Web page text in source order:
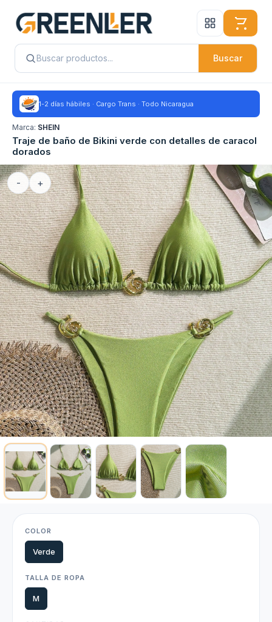
Buscar
1-2 días hábiles · Cargo Trans · Todo Nicaragua
Marca: SHEIN
Traje de baño de Bikini verde con detalles de caracol
dorados
- +
COLOR
Verde
TALLA DE ROPA
M